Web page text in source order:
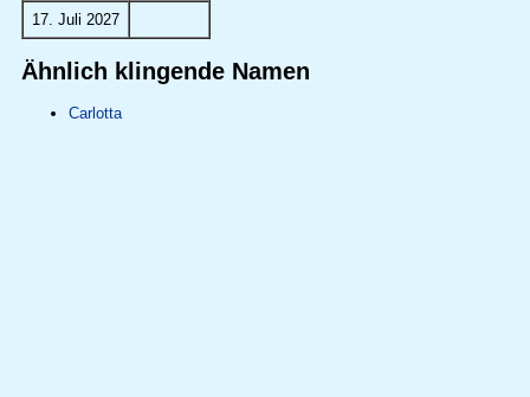
17. Juli 2027
Ähnlich klingende Namen
Carlotta